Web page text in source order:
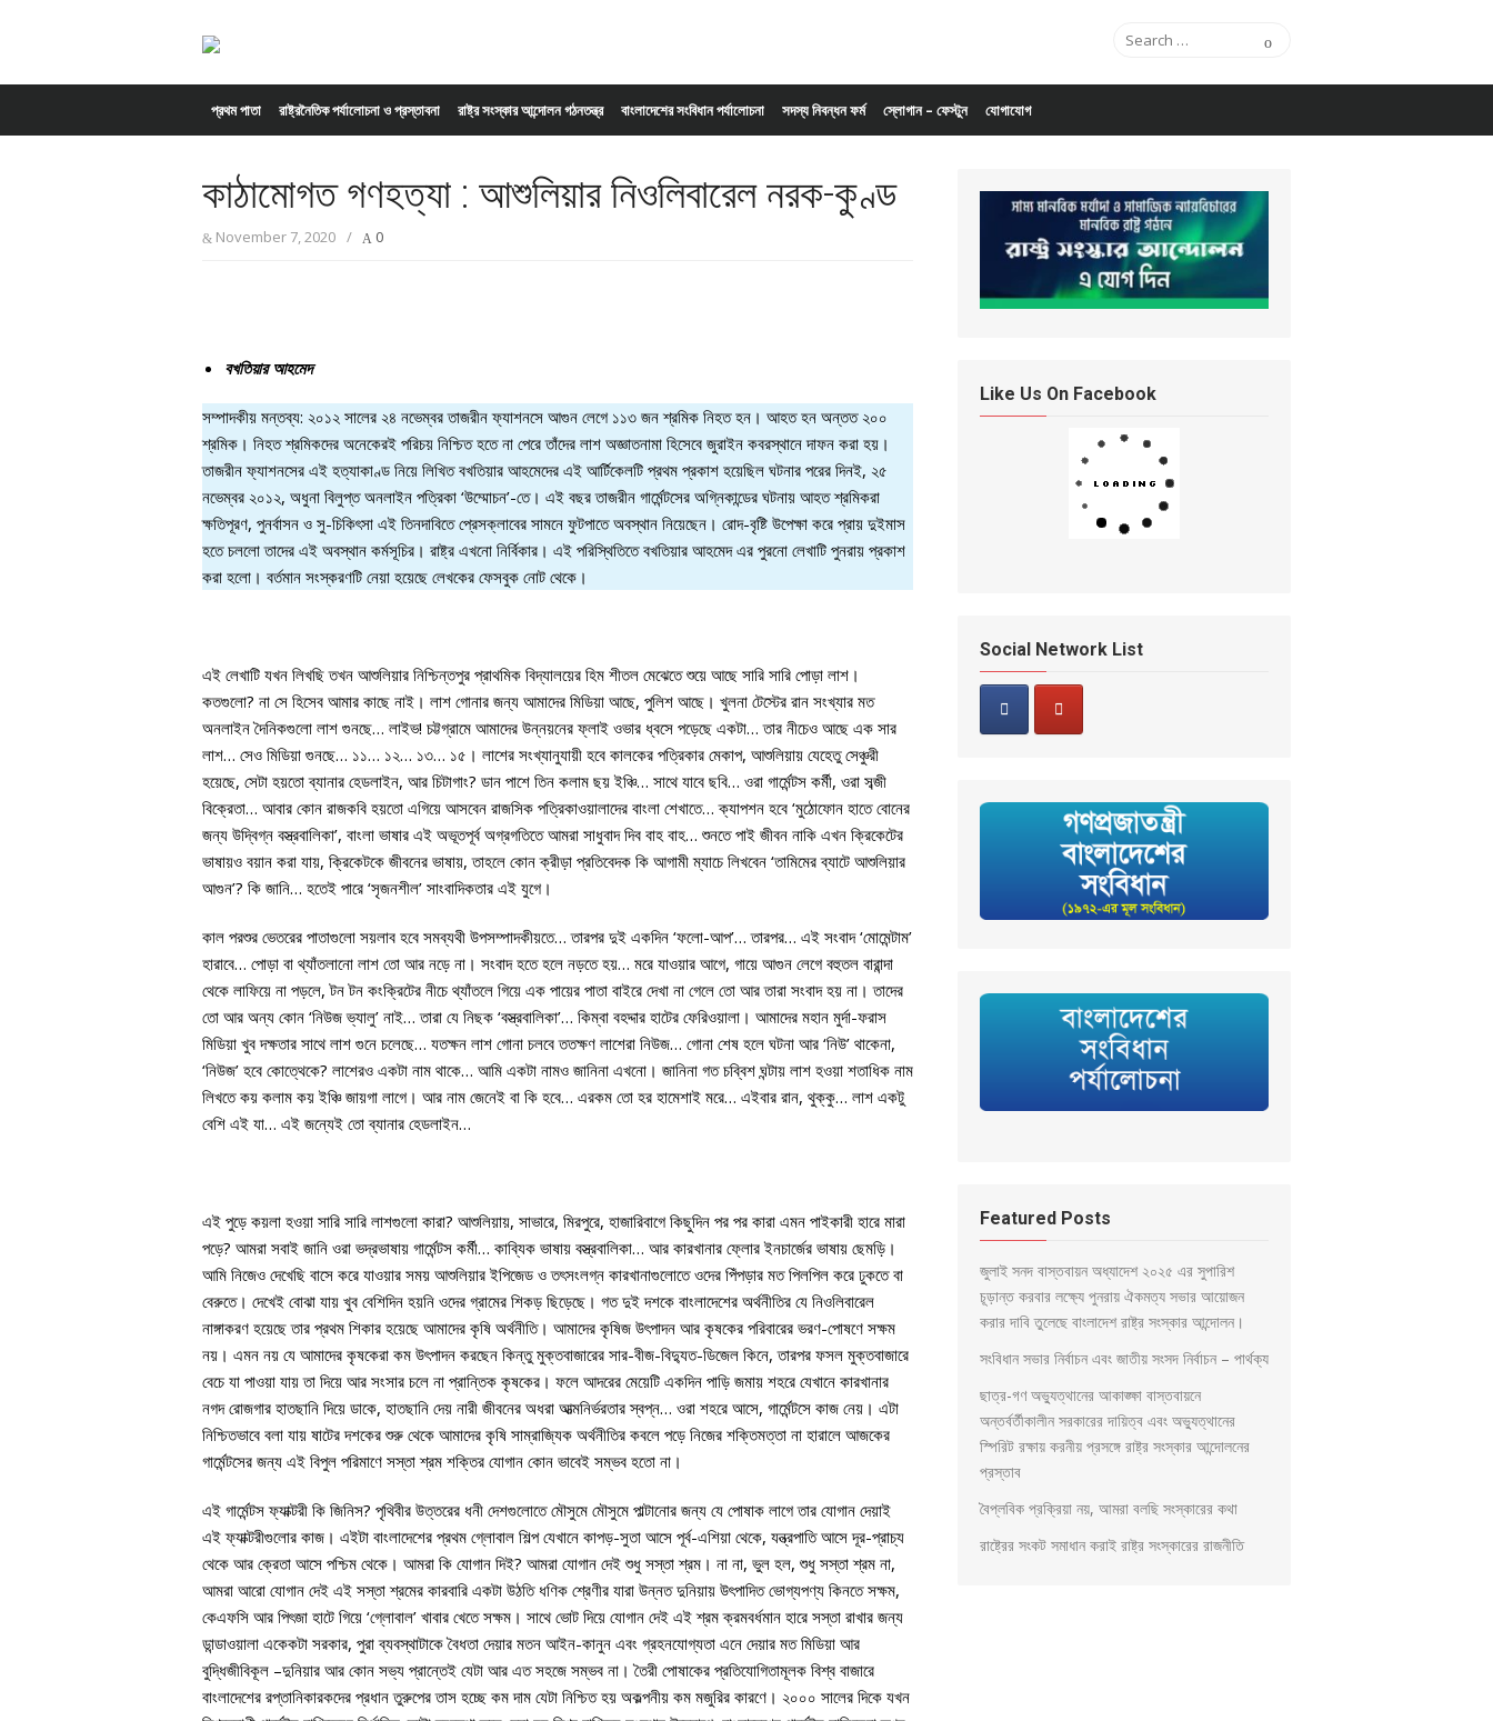
Search for:
প্রথম পাতা রাষ্ট্রনৈতিক পর্যালোচনা ও প্রস্তাবনা রাষ্ট্র সংস্কার আন্দোলন গঠনতন্ত্র বাংলাদেশের সংবিধান পর্যালোচনা সদস্য নিবন্ধন ফর্ম স্লোগান – ফেস্টুন যোগাযোগ
কাঠামোগত গণহত্যা : আশুলিয়ার নিওলিবারেল নরক-কুণ্ড
November 7, 2020 / 0
বখতিয়ার আহমেদ
সম্পাদকীয় মন্তব্য: ২০১২ সালের ২৪ নভেম্বর তাজরীন ফ্যাশনসে আগুন লেগে ১১৩ জন শ্রমিক নিহত হন। আহত হন অন্তত ২০০
শ্রমিক। নিহত শ্রমিকদের অনেকেরই পরিচয় নিশ্চিত হতে না পেরে তাঁদের লাশ অজ্ঞাতনামা হিসেবে জুরাইন কবরস্থানে দাফন করা হয়।
তাজরীন ফ্যাশনসের এই হত্যাকাণ্ড নিয়ে লিখিত বখতিয়ার আহমেদের এই আর্টিকেলটি প্রথম প্রকাশ হয়েছিল ঘটনার পরের দিনই, ২৫
নভেম্বর ২০১২, অধুনা বিলুপ্ত অনলাইন পত্রিকা ‘উম্মোচন’-তে। এই বছর তাজরীন গার্মেন্টসের অগ্নিকান্ডের ঘটনায় আহত শ্রমিকরা
ক্ষতিপূরণ, পুনর্বাসন ও সু-চিকিৎসা এই তিনদাবিতে প্রেসক্লাবের সামনে ফুটপাতে অবস্থান নিয়েছেন। রোদ-বৃষ্টি উপেক্ষা করে প্রায় দুইমাস
হতে চললো তাদের এই অবস্থান কর্মসূচির। রাষ্ট্র এখনো নির্বিকার। এই পরিস্থিতিতে বখতিয়ার আহমেদ এর পুরনো লেখাটি পুনরায় প্রকাশ
করা হলো। বর্তমান সংস্করণটি নেয়া হয়েছে লেখকের ফেসবুক নোট থেকে।
এই লেখাটি যখন লিখছি তখন আশুলিয়ার নিশ্চিন্তপুর প্রাথমিক বিদ্যালয়ের হিম শীতল মেঝেতে শুয়ে আছে সারি সারি পোড়া লাশ।
কতগুলো? না সে হিসেব আমার কাছে নাই। লাশ গোনার জন্য আমাদের মিডিয়া আছে, পুলিশ আছে। খুলনা টেস্টের রান সংখ্যার মত
অনলাইন দৈনিকগুলো লাশ গুনছে… লাইভ! চট্টগ্রামে আমাদের উন্নয়নের ফ্লাই ওভার ধ্বসে পড়েছে একটা… তার নীচেও আছে এক সার
লাশ… সেও মিডিয়া গুনছে… ১১… ১২… ১৩… ১৫। লাশের সংখ্যানুযায়ী হবে কালকের পত্রিকার মেকাপ, আশুলিয়ায় যেহেতু সেঞ্চুরী
হয়েছে, সেটা হয়তো ব্যানার হেডলাইন, আর চিটাগাং? ডান পাশে তিন কলাম ছয় ইঞ্চি… সাথে যাবে ছবি… ওরা গার্মেন্টস কর্মী, ওরা সব্জী
বিক্রেতা… আবার কোন রাজকবি হয়তো এগিয়ে আসবেন রাজসিক পত্রিকাওয়ালাদের বাংলা শেখাতে… ক্যাপশন হবে ‘মুঠোফোন হাতে বোনের
জন্য উদ্বিগ্ন বস্ত্রবালিকা’, বাংলা ভাষার এই অভূতপূর্ব অগ্রগতিতে আমরা সাধুবাদ দিব বাহ বাহ… শুনতে পাই জীবন নাকি এখন ক্রিকেটের
ভাষায়ও বয়ান করা যায়, ক্রিকেটকে জীবনের ভাষায়, তাহলে কোন ক্রীড়া প্রতিবেদক কি আগামী ম্যাচে লিখবেন ‘তামিমের ব্যাটে আশুলিয়ার
আগুন’? কি জানি… হতেই পারে ‘সৃজনশীল’ সাংবাদিকতার এই যুগে।
কাল পরশুর ভেতরের পাতাগুলো সয়লাব হবে সমব্যথী উপসম্পাদকীয়তে… তারপর দুই একদিন ‘ফলো-আপ’… তারপর… এই সংবাদ ‘মোমেন্টাম’
হারাবে… পোড়া বা থ্যাঁতলানো লাশ তো আর নড়ে না। সংবাদ হতে হলে নড়তে হয়… মরে যাওয়ার আগে, গায়ে আগুন লেগে বহুতল বারান্দা
থেকে লাফিয়ে না পড়লে, টন টন কংক্রিটের নীচে থ্যাঁতলে গিয়ে এক পায়ের পাতা বাইরে দেখা না গেলে তো আর তারা সংবাদ হয় না। তাদের
তো আর অন্য কোন ‘নিউজ ভ্যালু’ নাই… তারা যে নিছক ‘বস্ত্রবালিকা’… কিম্বা বহদ্দার হাটের ফেরিওয়ালা। আমাদের মহান মুর্দা-ফরাস
মিডিয়া খুব দক্ষতার সাথে লাশ গুনে চলেছে… যতক্ষন লাশ গোনা চলবে ততক্ষণ লাশেরা নিউজ… গোনা শেষ হলে ঘটনা আর ‘নিউ’ থাকেনা,
‘নিউজ’ হবে কোত্থেকে? লাশেরও একটা নাম থাকে… আমি একটা নামও জানিনা এখনো। জানিনা গত চব্বিশ ঘন্টায় লাশ হওয়া শতাধিক নাম
লিখতে কয় কলাম কয় ইঞ্চি জায়গা লাগে। আর নাম জেনেই বা কি হবে… এরকম তো হর হামেশাই মরে… এইবার রান, থুক্কু… লাশ একটু
বেশি এই যা… এই জন্যেই তো ব্যানার হেডলাইন…
এই পুড়ে কয়লা হওয়া সারি সারি লাশগুলো কারা? আশুলিয়ায়, সাভারে, মিরপুরে, হাজারিবাগে কিছুদিন পর পর কারা এমন পাইকারী হারে মারা
পড়ে? আমরা সবাই জানি ওরা ভদ্রভাষায় গার্মেন্টস কর্মী… কাব্যিক ভাষায় বস্ত্রবালিকা… আর কারখানার ফ্লোর ইনচার্জের ভাষায় ছেমড়ি।
আমি নিজেও দেখেছি বাসে করে যাওয়ার সময় আশুলিয়ার ইপিজেড ও তৎসংলগ্ন কারখানাগুলোতে ওদের পিঁপড়ার মত পিলপিল করে ঢুকতে বা
বেরুতে। দেখেই বোঝা যায় খুব বেশিদিন হয়নি ওদের গ্রামের শিকড় ছিড়েছে। গত দুই দশকে বাংলাদেশের অর্থনীতির যে নিওলিবারেল
নাঙ্গাকরণ হয়েছে তার প্রথম শিকার হয়েছে আমাদের কৃষি অর্থনীতি। আমাদের কৃষিজ উৎপাদন আর কৃষকের পরিবারের ভরণ-পোষণে সক্ষম
নয়। এমন নয় যে আমাদের কৃষকেরা কম উৎপাদন করছেন কিন্তু মুক্তবাজারের সার-বীজ-বিদ্যুত-ডিজেল কিনে, তারপর ফসল মুক্তবাজারে
বেচে যা পাওয়া যায় তা দিয়ে আর সংসার চলে না প্রান্তিক কৃষকের। ফলে আদরের মেয়েটি একদিন পাড়ি জমায় শহরে যেখানে কারখানার
নগদ রোজগার হাতছানি দিয়ে ডাকে, হাতছানি দেয় নারী জীবনের অধরা আত্মনির্ভরতার স্বপ্ন… ওরা শহরে আসে, গার্মেন্টসে কাজ নেয়। এটা
নিশ্চিতভাবে বলা যায় ষাটের দশকের শুরু থেকে আমাদের কৃষি সাম্রাজ্যিক অর্থনীতির কবলে পড়ে নিজের শক্তিমত্তা না হারালে আজকের
গার্মেন্টসের জন্য এই বিপুল পরিমাণে সস্তা শ্রম শক্তির যোগান কোন ভাবেই সম্ভব হতো না।
এই গার্মেন্টস ফ্যাক্টরী কি জিনিস? পৃথিবীর উত্তরের ধনী দেশগুলোতে মৌসুমে মৌসুমে পাল্টানোর জন্য যে পোষাক লাগে তার যোগান দেয়াই
এই ফ্যাক্টরীগুলোর কাজ। এইটা বাংলাদেশের প্রথম গ্লোবাল শিল্প যেখানে কাপড়-সুতা আসে পূর্ব-এশিয়া থেকে, যন্ত্রপাতি আসে দূর-প্রাচ্য
থেকে আর ক্রেতা আসে পশ্চিম থেকে। আমরা কি যোগান দিই? আমরা যোগান দেই শুধু সস্তা শ্রম। না না, ভুল হল, শুধু সস্তা শ্রম না,
আমরা আরো যোগান দেই এই সস্তা শ্রমের কারবারি একটা উঠতি ধণিক শ্রেণীর যারা উন্নত দুনিয়ায় উৎপাদিত ভোগ্যপণ্য কিনতে সক্ষম,
কেএফসি আর পিৎজা হাটে গিয়ে ‘গ্লোবাল’ খাবার খেতে সক্ষম। সাথে ভোট দিয়ে যোগান দেই এই শ্রম ক্রমবর্ধমান হারে সস্তা রাখার জন্য
ডান্ডাওয়ালা একেকটা সরকার, পুরা ব্যবস্থাটাকে বৈধতা দেয়ার মতন আইন-কানুন এবং গ্রহনযোগ্যতা এনে দেয়ার মত মিডিয়া আর
বুদ্ধিজীবিকূল –দুনিয়ার আর কোন সভ্য প্রান্তেই যেটা আর এত সহজে সম্ভব না। তৈরী পোষাকের প্রতিযোগিতামূলক বিশ্ব বাজারে
বাংলাদেশের রপ্তানিকারকদের প্রধান তুরুপের তাস হচ্ছে কম দাম যেটা নিশ্চিত হয় অকল্পনীয় কম মজুরির কারণে। ২০০০ সালের দিকে যখন
Like Us On Facebook
Social Network List
Featured Posts
জুলাই সনদ বাস্তবায়ন অধ্যাদেশ ২০২৫ এর সুপারিশ
চূড়ান্ত করবার লক্ষ্যে পুনরায় ঐকমত্য সভার আয়োজন
করার দাবি তুলেছে বাংলাদেশ রাষ্ট্র সংস্কার আন্দোলন।
সংবিধান সভার নির্বাচন এবং জাতীয় সংসদ নির্বাচন – পার্থক্য
ছাত্র-গণ অভ্যুত্থানের আকাঙ্ক্ষা বাস্তবায়নে
অন্তর্বর্তীকালীন সরকারের দায়িত্ব এবং অভ্যুত্থানের
স্পিরিট রক্ষায় করনীয় প্রসঙ্গে রাষ্ট্র সংস্কার আন্দোলনের
প্রস্তাব
বৈপ্লবিক প্রক্রিয়া নয়, আমরা বলছি সংস্কারের কথা
রাষ্ট্রের সংকট সমাধান করাই রাষ্ট্র সংস্কারের রাজনীতি